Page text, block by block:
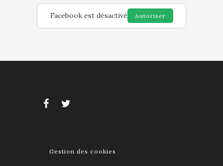
Facebook est désactivé Autoriser
Gestion des cookies